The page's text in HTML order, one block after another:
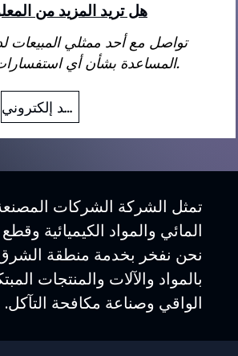
هل تريد المزيد من
تواصل مع أحد ممثلي المبيعات
المساعدة بشأن أي استفسارات قد تكون لديك.
بريد إلكتروني
تمثل الشركة الشركات
المائي والمواد الكيميائية
نحن نفخر بخدمة منطقة الشرق
بالمواد والآلات والمنتجات
الواقي وصناعة مكافحة التآكل.